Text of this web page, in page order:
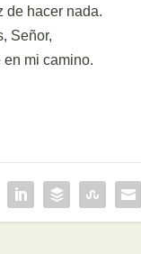
de hacer nada.
Señor,
en mi camino.